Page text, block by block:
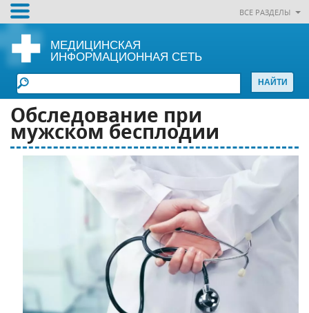
ВСЕ РАЗДЕЛЫ
МЕДИЦИНСКАЯ
ИНФОРМАЦИОННАЯ СЕТЬ
Обследование при
мужском бесплодии